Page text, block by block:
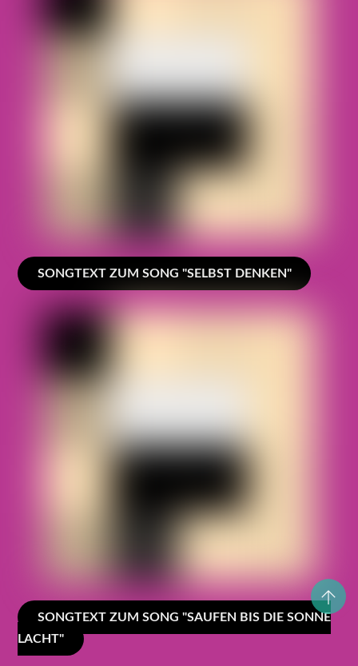
SONGTEXT ZUM SONG "SELBST DENKEN"
SONGTEXT ZUM SONG "SAUFEN BIS DIE SONNE
LACHT"